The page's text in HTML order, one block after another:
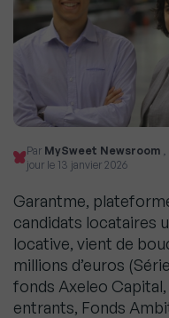
Par MySweet Newsroom ,
jour le 13 janvier 2026
Garantme,
candidats locataires
locative, vient de
millions d’euros
fonds Axeleo
entrants, Fonds